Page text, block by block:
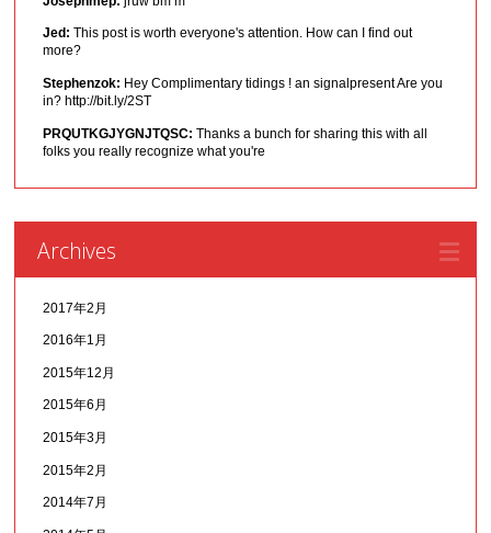
Jed: This post is worth everyone's attention. How can I find out
more?
Stephenzok: Hey Complimentary tidings ! an signalpresent Are you
in? http://bit.ly/2ST
PRQUTKGJYGNJTQSC: Thanks a bunch for sharing this with all
folks you really recognize what you're
Archives
2017年2月
2016年1月
2015年12月
2015年6月
2015年3月
2015年2月
2014年7月